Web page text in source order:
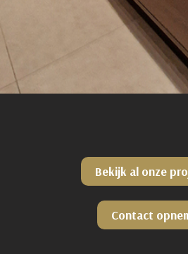
Bekijk al onze
Contact